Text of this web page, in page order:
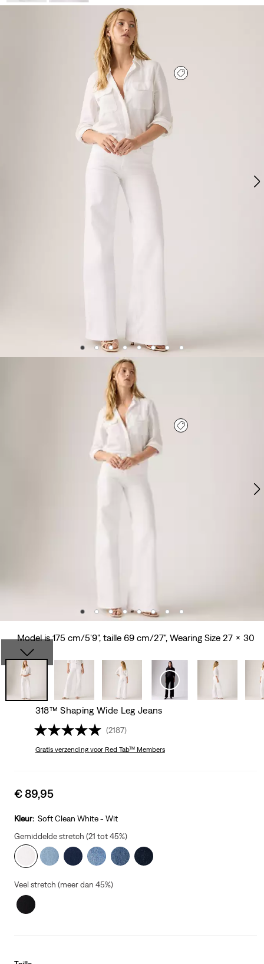
Model is 175 cm/5'9", taille 69 cm/27", Wearing Size 27 x 30
318™ Shaping Wide Leg Jeans
(2187)
Gratis verzendingvoor Red Tab™ Members
Sale
is
€ 89,95
Kleur: Soft Clean White - Wit
Gemiddelde stretch (21 tot 45%)
Veel stretch (meer dan 45%)